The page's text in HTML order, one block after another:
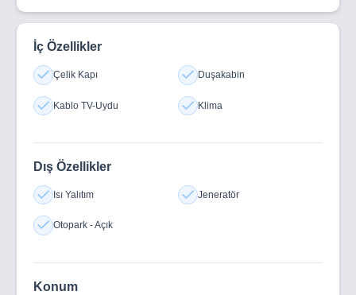
İç Özellikler
Çelik Kapı Duşakabin
Kablo TV-Uydu Klima
Dış Özellikler
Isı Yalıtım Jeneratör
Otopark - Açık
Konum